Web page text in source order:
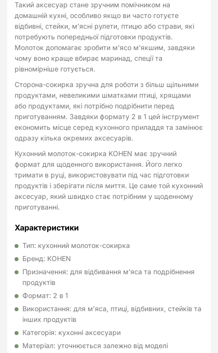
Такий аксесуар стане зручним помічником на
домашній кухні, особливо якщо ви часто готуєте
відбивні, стейки, м’ясні рулети, птицю або страви, які
потребують попередньої підготовки продуктів.
Молоток допомагає зробити м’ясо м’якшим, завдяки
чому воно краще вбирає маринад, спеції та
рівномірніше готується.
Сторона-сокирка зручна для роботи з більш щільними
продуктами, невеликими шматками птиці, хрящами
або продуктами, які потрібно подрібнити перед
приготуванням. Завдяки формату 2 в 1 цей інструмент
економить місце серед кухонного приладдя та замінює
одразу кілька окремих аксесуарів.
Кухонний молоток-сокирка KOHEN має зручний
формат для щоденного використання. Його легко
тримати в руці, використовувати під час підготовки
продуктів і зберігати після миття. Це саме той кухонний
аксесуар, який швидко стає потрібним у щоденному
приготуванні.
Характеристики
Тип: кухонний молоток-сокирка
Бренд: KOHEN
Призначення: для відбивання м’яса та подрібнення
продуктів
Формат: 2 в 1
Використання: для м’яса, птиці, відбивних, стейків та
інших продуктів
Категорія: кухонні аксесуари
Матеріал: уточнюється залежно від моделі